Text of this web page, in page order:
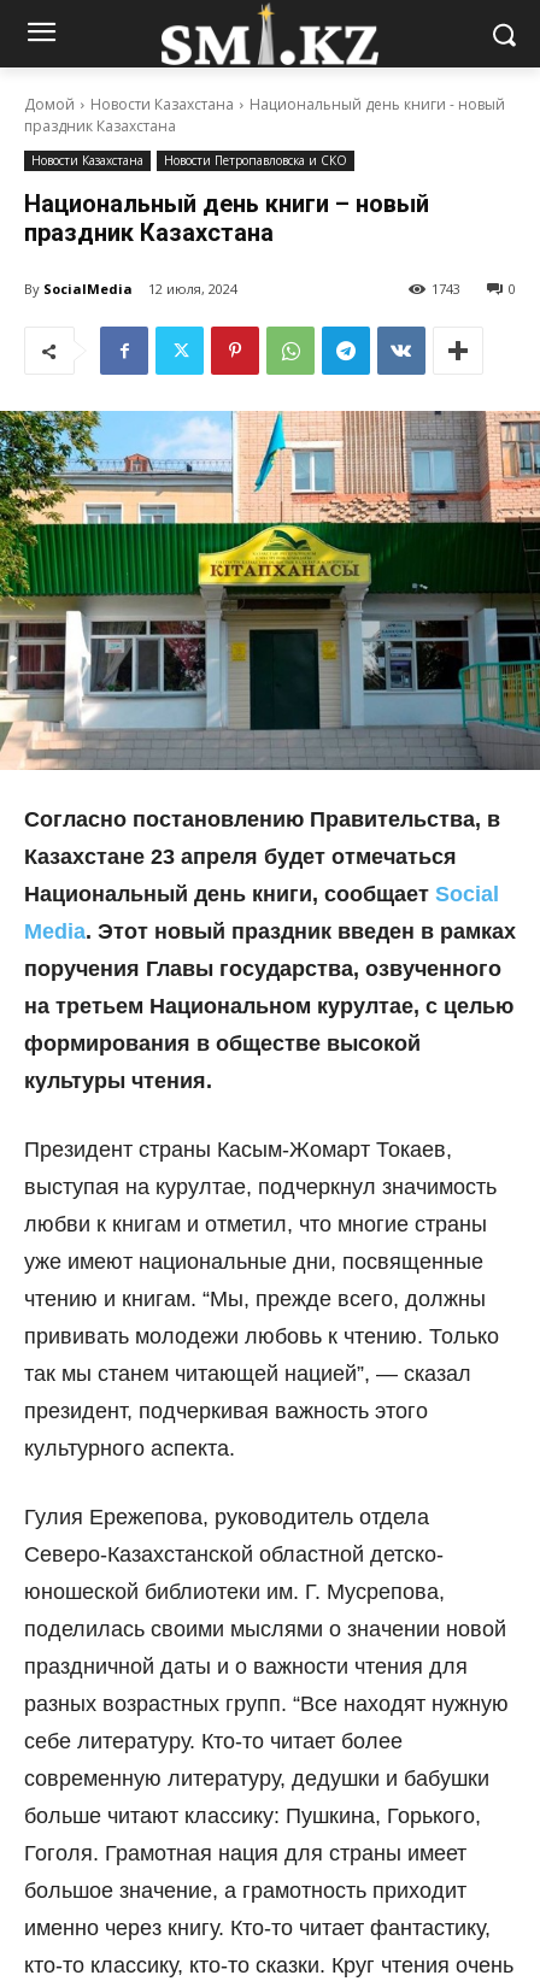
Домой Новости Казахстана
Национальный день книги - новый
праздник Казахстана
Новости Казахстана Новости Петропавловска и СКО
Национальный день книги – новый
праздник Казахстана
By SocialMedia 12 июля, 2024 0
1743
Согласно постановлению Правительства, в
Казахстане 23 апреля будет отмечаться
Национальный день книги, сообщает Social
Media. Этот новый праздник введен в рамках
поручения Главы государства, озвученного
на третьем Национальном курултае, с целью
формирования в обществе высокой
культуры чтения.
Президент страны Касым-Жомарт Токаев,
выступая на курултае, подчеркнул значимость
любви к книгам и отметил, что многие страны
уже имеют национальные дни, посвященные
чтению и книгам. “Мы, прежде всего, должны
прививать молодежи любовь к чтению. Только
так мы станем читающей нацией”, — сказал
президент, подчеркивая важность этого
культурного аспекта.
Гулия Ережепова, руководитель отдела
Северо-Казахстанской областной детско-
юношеской библиотеки им. Г. Мусрепова,
поделилась своими мыслями о значении новой
праздничной даты и о важности чтения для
разных возрастных групп. “Все находят нужную
себе литературу. Кто-то читает более
современную литературу, дедушки и бабушки
больше читают классику: Пушкина, Горького,
Гоголя. Грамотная нация для страны имеет
большое значение, а грамотность приходит
именно через книгу. Кто-то читает фантастику,
кто-то классику, кто-то сказки. Круг чтения очень